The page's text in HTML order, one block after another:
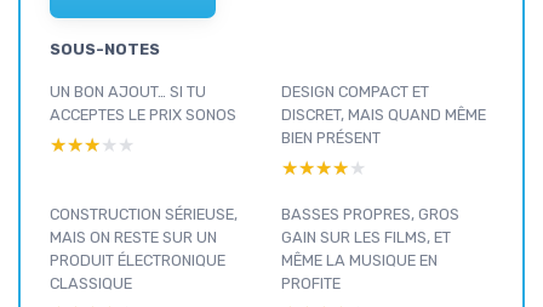
SOUS-NOTES
UN BON AJOUT… SI TU
ACCEPTES LE PRIX SONOS
★★★★★
★★★★★
DESIGN COMPACT ET
DISCRET, MAIS QUAND MÊME
BIEN PRÉSENT
★★★★★
★★★★★
CONSTRUCTION SÉRIEUSE,
MAIS ON RESTE SUR UN
PRODUIT ÉLECTRONIQUE
CLASSIQUE
BASSES PROPRES, GROS
GAIN SUR LES FILMS, ET
MÊME LA MUSIQUE EN
PROFITE